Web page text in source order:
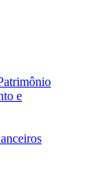
e